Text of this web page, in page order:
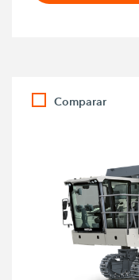
Comparar